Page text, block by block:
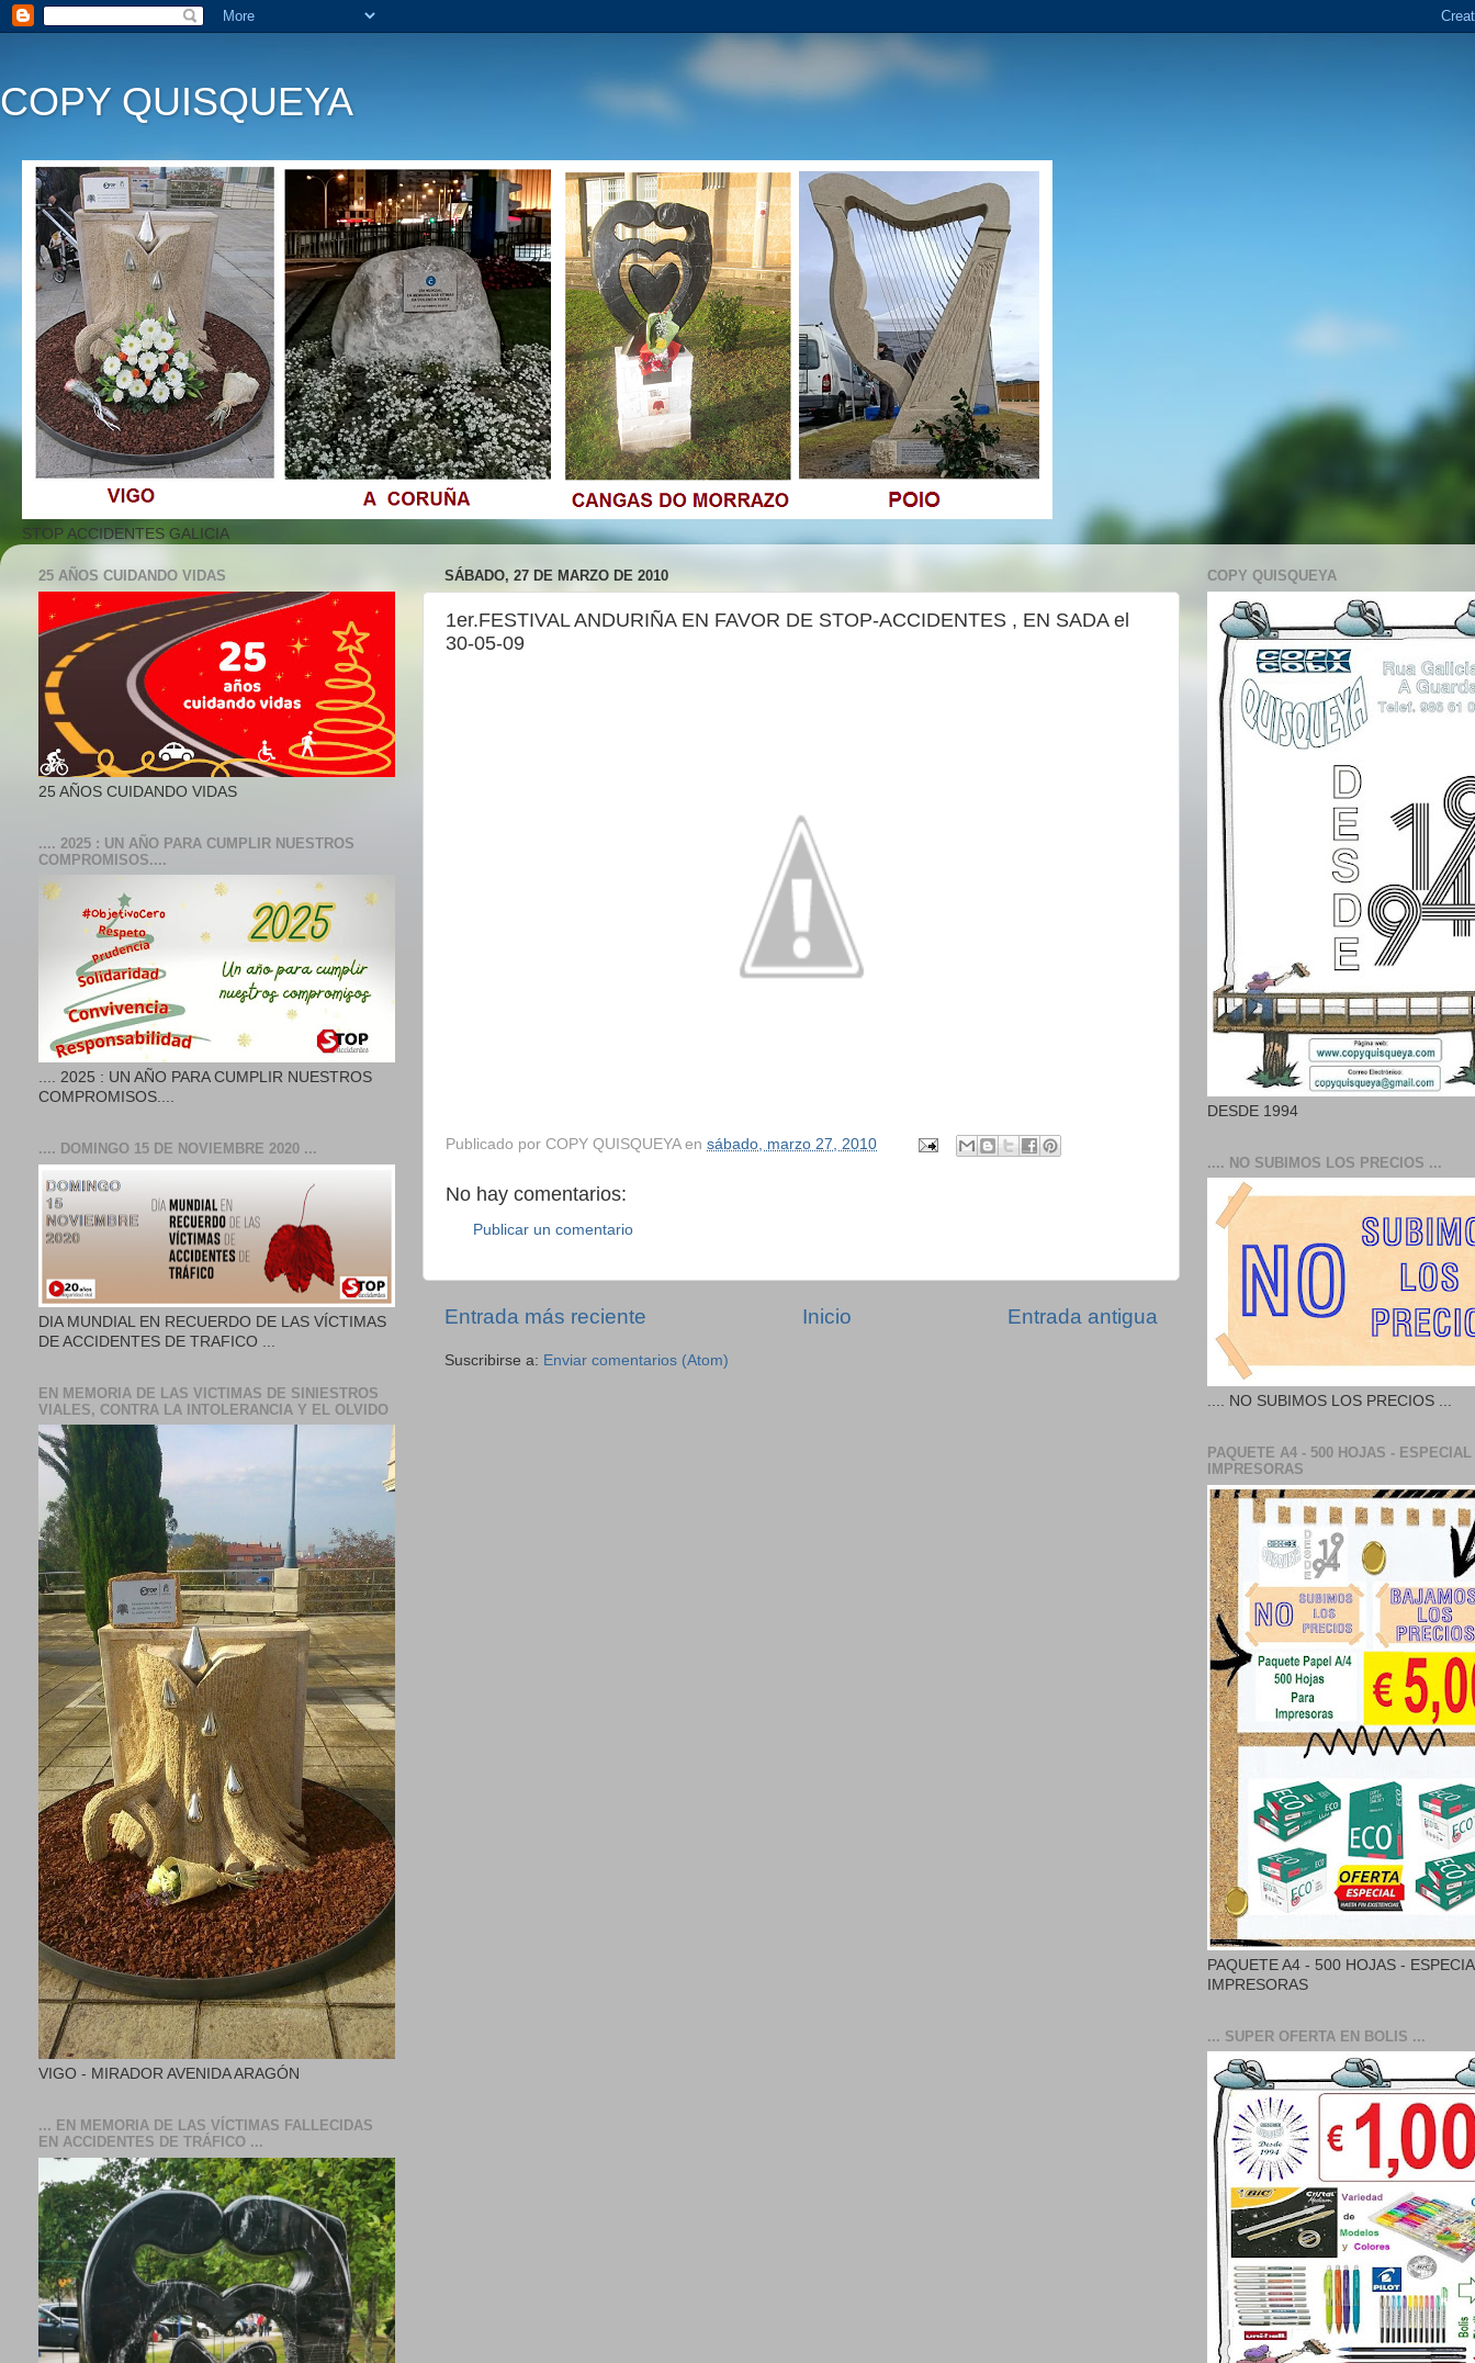
COPY QUISQUEYA
STOP ACCIDENTES GALICIA
SÁBADO, 27 DE MARZO DE 2010
1er.FESTIVAL ANDURIÑA EN FAVOR DE STOP-ACCIDENTES , EN SADA el
30-05-09
Publicado por COPY QUISQUEYA en sábado, marzo 27, 2010
No hay comentarios:
Publicar un comentario
Entrada más reciente Entrada antigua
Inicio
Suscribirse a: Enviar comentarios (Atom)
25 AÑOS CUIDANDO VIDAS
25 AÑOS CUIDANDO VIDAS
.... 2025 : UN AÑO PARA CUMPLIR NUESTROS
COMPROMISOS....
.... 2025 : UN AÑO PARA CUMPLIR NUESTROS
COMPROMISOS....
.... DOMINGO 15 DE NOVIEMBRE 2020 ...
DIA MUNDIAL EN RECUERDO DE LAS VÍCTIMAS
DE ACCIDENTES DE TRAFICO ...
EN MEMORIA DE LAS VICTIMAS DE SINIESTROS
VIALES, CONTRA LA INTOLERANCIA Y EL OLVIDO
VIGO - MIRADOR AVENIDA ARAGÓN
... EN MEMORIA DE LAS VÍCTIMAS FALLECIDAS
EN ACCIDENTES DE TRÁFICO ...
COPY QUISQUEYA
DESDE 1994
.... NO SUBIMOS LOS PRECIOS ...
.... NO SUBIMOS LOS PRECIOS ...
PAQUETE A4 - 500 HOJAS - ESPECIAL
IMPRESORAS
PAQUETE A4 - 500 HOJAS -
IMPRESORAS
... SUPER OFERTA EN BOLIS ...